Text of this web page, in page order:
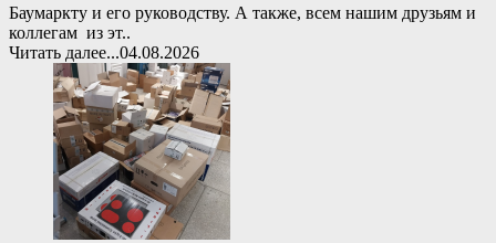
Баумаркту и его руководству. А также, всем нашим друзьям и
коллегам из эт..
Читать далее...04.08.2026